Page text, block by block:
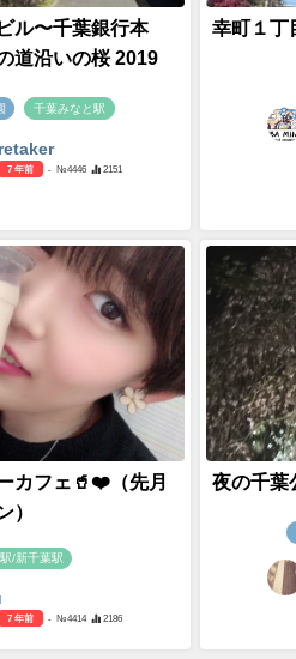
ル〜千葉銀行本
道沿いの桜 2019
千葉みなと駅
7 年前 - №4446 2151
幸町１丁
カフェ🥤❤️（先月
）
/新千葉駅
7 年前 - №4414 2186
夜の千葉